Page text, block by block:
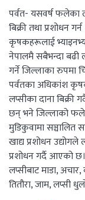
पर्वत- यसवर्ष फलेका
बिक्री तथा प्रशोधन गर्न
कृषकहरूलाई
नेपालमै सबैभन्दा बढी
गर्ने जिल्लाका रुपमा
पर्वतका अधिकांश
लप्सीका दाना बिक्री
छन् भने जिल्लाको
मुडिकुवामा सञ्चालित
खाद्य प्रशोधन उद्योगले
प्रशोधन गर्दै आएको
लप्सीबाट माडा, अचार,
तितौरा, जाम, लप्सी